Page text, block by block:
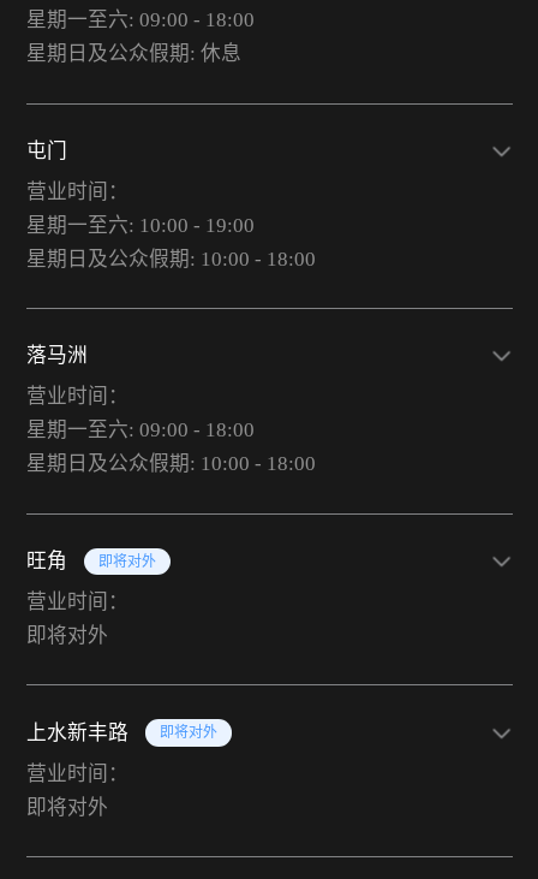
星期一至六: 09:00 - 18:00
星期日及公众假期: 休息
屯门
营业时间：
星期一至六: 10:00 - 19:00
星期日及公众假期: 10:00 - 18:00
落马洲
营业时间：
星期一至六: 09:00 - 18:00
星期日及公众假期: 10:00 - 18:00
旺角 即将对外
营业时间：
即将对外
上水新丰路 即将对外
营业时间：
即将对外